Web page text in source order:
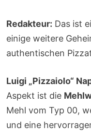
Redakteur: Das ist
einige weitere
authentischen
Luigi „Pizzaiolo“
Aspekt ist die
Mehl vom Typ 00,
und eine